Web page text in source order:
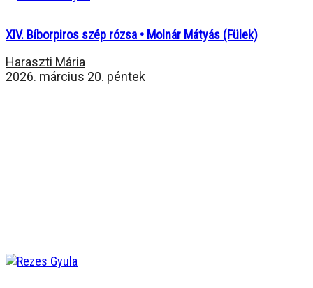
XIV. Bíborpiros szép rózsa • Molnár Mátyás (Fülek)
Haraszti Mária
2026. március 20. péntek